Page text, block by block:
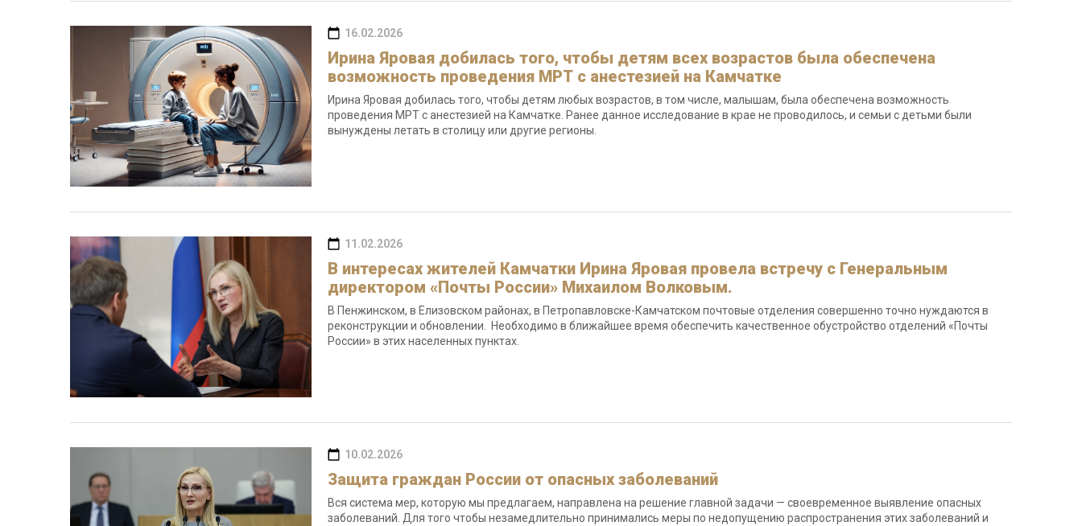
16.02.2026
Ирина Яровая добилась того, чтобы детям всех возрастов была обеспечена
возможность проведения МРТ с анестезией на Камчатке
Ирина Яровая добилась того, чтобы детям любых возрастов, в том числе, малышам, была обеспечена возможность
проведения МРТ с анестезией на Камчатке. Ранее данное исследование в крае не проводилось, и семьи с детьми были
вынуждены летать в столицу или другие регионы.
11.02.2026
В интересах жителей Камчатки Ирина Яровая провела встречу с Генеральным
директором «Почты России» Михаилом Волковым.
В Пенжинском, в Елизовском районах, в Петропавловске-Камчатском почтовые отделения совершенно точно нуждаются в
реконструкции и обновлении. Необходимо в ближайшее время обеспечить качественное обустройство отделений «Почты
России» в этих населенных пунктах.
10.02.2026
Защита граждан России от опасных заболеваний
Вся система мер, которую мы предлагаем, направлена на решение главной задачи — своевременное выявление опасных
заболеваний. Для того чтобы незамедлительно принимались меры по недопущению распространения этих заболеваний и